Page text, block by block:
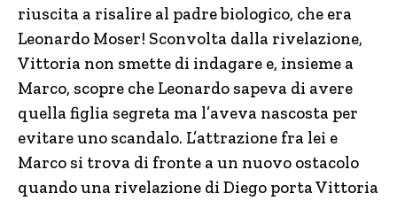
riuscita a risalire al padre biologico, che era
Leonardo Moser! Sconvolta dalla rivelazione,
Vittoria non smette di indagare e, insieme a
Marco, scopre che Leonardo sapeva di avere
quella figlia segreta ma l’aveva nascosta per
evitare uno scandalo. L’attrazione fra lei e
Marco si trova di fronte a un nuovo ostacolo
quando una rivelazione di Diego porta Vittoria